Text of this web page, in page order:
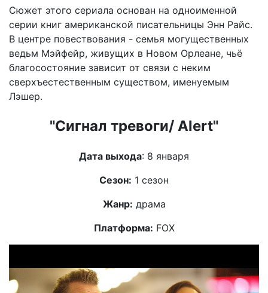
Сюжет этого сериала основан на одноименной
серии книг американской писательницы Энн Райс.
В центре повествования - семья могущественных
ведьм Мэйфейр, живущих в Новом Орлеане, чьё
благосостояние зависит от связи с неким
сверхъестественным существом, именуемым
Лэшер.
"Сигнал тревоги/ Alert"
Дата выхода: 8 января
Сезон: 1 сезон
Жанр: драма
Платформа: FOX